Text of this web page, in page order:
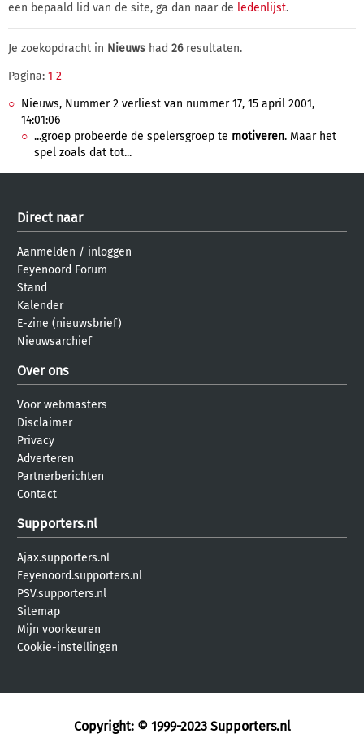
een bepaald lid van de site, ga dan naar de ledenlijst.
Je zoekopdracht in Nieuws had 26resultaten.
Pagina: 1 2
Nieuws, Nummer 2 verliest van nummer 17, 15 april 2001,
14:01:06
...groep probeerde de spelersgroep te motiveren. Maar het
spel zoals dat tot...
Direct naar
Aanmelden / inloggen
Feyenoord Forum
Stand
Kalender
E-zine (nieuwsbrief)
Nieuwsarchief
Over ons
Voor webmasters
Disclaimer
Privacy
Adverteren
Partnerberichten
Contact
Supporters.nl
Ajax.supporters.nl
Feyenoord.supporters.nl
PSV.supporters.nl
Sitemap
Mijn voorkeuren
Cookie-instellingen
Copyright: © 1999-2023 Supporters.nl